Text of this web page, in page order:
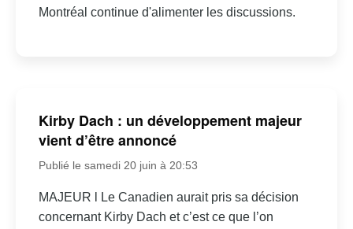
Montréal continue d'alimenter les discussions.
Kirby Dach : un développement majeur
vient d’être annoncé
Publié le samedi 20 juin à 20:53
MAJEUR l Le Canadien aurait pris sa décision
concernant Kirby Dach et c’est ce que l’on